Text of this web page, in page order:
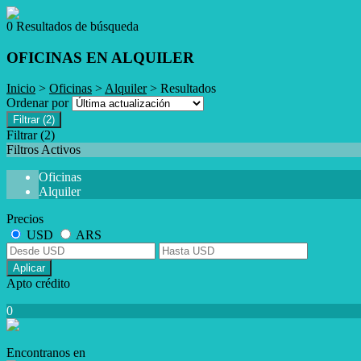
0 Resultados de búsqueda
OFICINAS EN ALQUILER
Inicio > Oficinas >Alquiler> Resultados
Ordenar por
Filtrar (2)
Filtrar (2)
Filtros Activos
Oficinas
Alquiler
Precios
USD
ARS
Aplicar
Apto crédito
0
Encontranos en